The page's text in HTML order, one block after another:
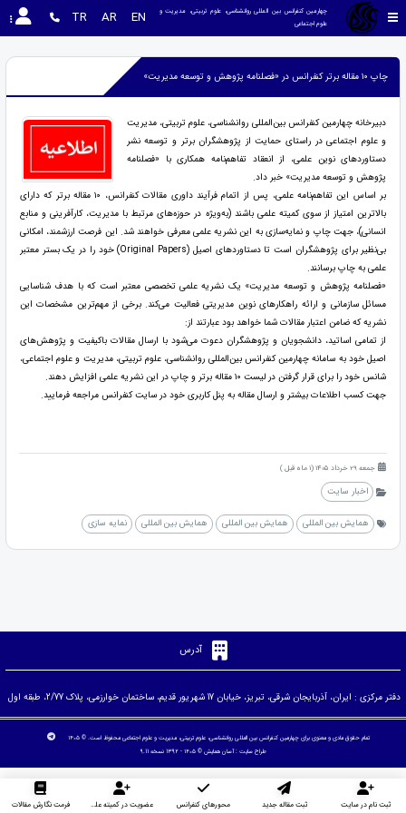
علوم اجتماعی
EN
AR
TR
چاپ ۱۰ مقاله برتر کنفرانس در «فصلنامه پژوهش و توسعه مدیریت»
دبیرخانه چهارمین کنفرانس بین‌المللی روانشناسی، علوم تربیتی، مدیریت
و علوم اجتماعی در راستای حمایت از پژوهشگران برتر و توسعه نشر
دستاوردهای نوین علمی، از انعقاد تفاهم‌نامه همکاری با «فصلنامه
پژوهش و توسعه مدیریت» خبر داد.
بر اساس این تفاهم‌نامه علمی، پس از اتمام فرآیند داوری مقالات کنفرانس، ۱۰ مقاله برتر که دارای
بالاترین امتیاز از سوی کمیته علمی باشند (به‌ویژه در حوزه‌های مرتبط با مدیریت، کارآفرینی و منابع
انسانی)، جهت چاپ و نمایه‌سازی به این نشریه علمی معرفی خواهند شد. این فرصت ارزشمند، امکانی
بی‌نظیر برای پژوهشگران است تا دستاوردهای اصیل (Original Papers) خود را در یک بستر معتبر
علمی به چاپ برسانند.
«فصلنامه پژوهش و توسعه مدیریت» یک نشریه علمی تخصصی معتبر است که با هدف شناسایی
مسائل سازمانی و ارائه راهکارهای نوین مدیریتی فعالیت می‌کند. برخی از مهم‌ترین مشخصات این
نشریه که ضامن اعتبار مقالات شما خواهد بود عبارتند از:
از تمامی اساتید، دانشجویان و پژوهشگران دعوت می‌شود با ارسال مقالات باکیفیت و پژوهش‌های
اصیل خود به سامانه چهارمین کنفرانس بین‌المللی روانشناسی، علوم تربیتی، مدیریت و علوم اجتماعی،
شانس خود را برای قرار گرفتن در لیست ۱۰ مقاله برتر و چاپ در این نشریه علمی افزایش دهند.
جهت کسب اطلاعات بیشتر و ارسال مقاله به پنل کاربری خود در سایت کنفرانس مراجعه فرمایید.
جمعه 29 خرداد 1405 (1 ماه قبل )
اخبار سایت
همایش بین المللی همایش بین المللی همایش بین المللی نمایه سازی
آدرس
دفتر مرکزی : ایران، آذربایجان شرقی، تبریز، خیابان 17 شهریور قدیم، ساختمان خوارزمی، پلاک 2/77، طبقه اول
تمام حقوق مادی و معنوی برای چهارمین کنفرانس بین المللی روانشناسی، علوم تربیتی، مدیریت و علوم اجتماعی محفوظ است. © ۱۴۰۵
طراح سایت :آسان همایش © ۱۴۰۵ - 1392 نسخه 9.11
ثبت نام در سایت ثبت مقاله جدید محورهای کنفرانس عضویت در کمیته علمی داوران فرمت نگارش مقالات